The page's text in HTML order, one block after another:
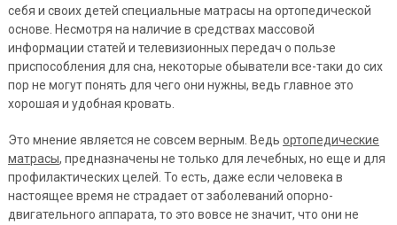
себя и своих детей специальные матрасы на ортопедической
основе. Несмотря на наличие в средствах массовой
информации статей и телевизионных передач о пользе
приспособления для сна, некоторые обыватели все-таки до сих
пор не могут понять для чего они нужны, ведь главное это
хорошая и удобная кровать.
Это мнение является не совсем верным. Ведь ортопедические
матрасы, предназначены не только для лечебных, но еще и для
профилактических целей. То есть, даже если человека в
настоящее время не страдает от заболеваний опорно-
двигательного аппарата, то это вовсе не значит, что они не